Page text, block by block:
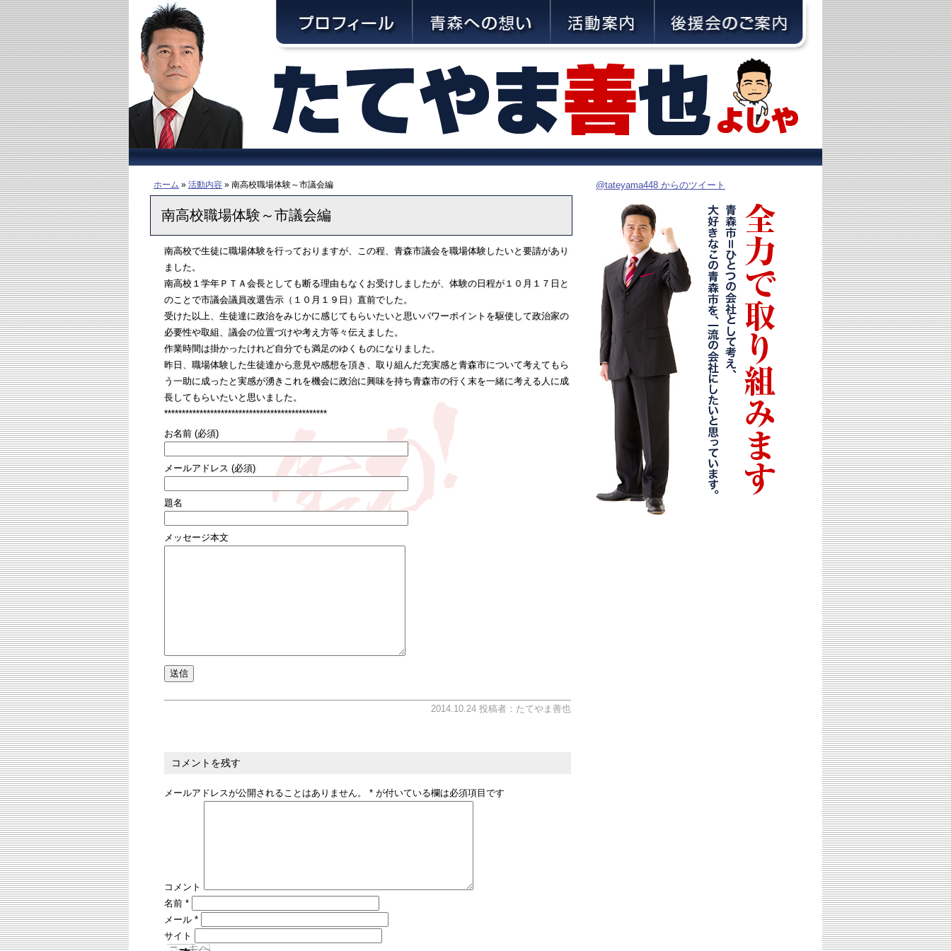
ホーム » 活動内容 » 南高校職場体験～市議会編
南高校職場体験～市議会編
南高校で生徒に職場体験を行っておりますが、この程、青森市議会を職場体験したいと要請があり
ました。
南高校１学年ＰＴＡ会長としても断る理由もなくお受けしましたが、体験の日程が１０月１７日と
のことで市議会議員改選告示（１０月１９日）直前でした。
受けた以上、生徒達に政治をみじかに感じてもらいたいと思いパワーポイントを駆使して政治家の
必要性や取組、議会の位置づけや考え方等々伝えました。
作業時間は掛かったけれど自分でも満足のゆくものになりました。
昨日、職場体験した生徒達から意見や感想を頂き、取り組んだ充実感と青森市について考えてもら
う一助に成ったと実感が湧きこれを機会に政治に興味を持ち青森市の行く末を一緒に考える人に成
長してもらいたいと思いました。
**********************************************
お名前 (必須)
メールアドレス (必須)
題名
メッセージ本文
2014.10.24 投稿者：たてやま善也
コメントを残す
メールアドレスが公開されることはありません。 * が付いている欄は必須項目です
コメント
名前 *
メール *
サイト
@tateyama448 からのツイート